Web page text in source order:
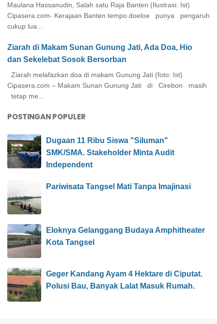
Maulana Hassanudin, Salah satu Raja Banten (Ilustrasi: Ist)
Cipasera.com- Kerajaan Banten tempo doeloe punya pengaruh
cukup lua...
Ziarah di Makam Sunan Gunung Jati, Ada Doa, Hio
dan Sekelebat Sosok Bersorban
Ziarah melafazkan doa di makam Gunung Jati (foto: Ist)
Cipasera.com – Makam Sunan Gunung Jati di Cirebon masih
tetap me...
POSTINGAN POPULER
Dugaan 11 Ribu Siswa "Siluman"
SMK/SMA. Stakeholder Minta Audit
Independent
Pariwisata Tangsel Mati Tanpa Imajinasi
Eloknya Gelanggang Budaya Amphitheater
Kota Tangsel
Geger Kandang Ayam 4 Hektare di Ciputat.
Polusi Bau, Banyak Lalat Masuk Rumah.